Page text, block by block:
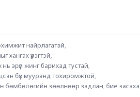
найрлагатай,
хангах үүрэгтэй,
эрүүл жинг барихад тустай,
бүх мууранд тохиромжтой,
бөмбөлөгийн зөөлнөөр задлан, бие